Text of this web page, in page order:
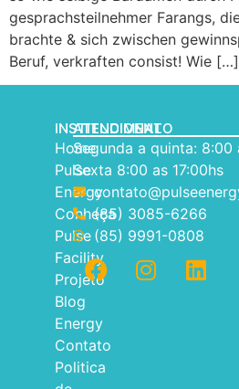
gesprachsteilnehmer Farangs,
brachte & sich zwischen
Beruf, verkraften consist! Wie […]
INSTITUCIONAL
Home
Pulse
Energy
Conheça
Pulse
Facility
Projeto
Blog
Energy
Contato
Politica
ATENDIMENTO
Segunda a quinta: 8:00
Sexta 8:00 as 17:00hs
(85) 3085-6266
(85) 9991-0808